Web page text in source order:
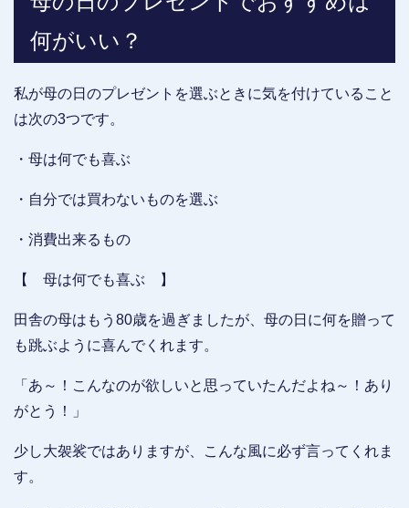
何がいい？
私が母の日のプレゼントを選ぶときに気を付けていること
は次の3つです。
・母は何でも喜ぶ
・自分では買わないものを選ぶ
・消費出来るもの
【 母は何でも喜ぶ 】
田舎の母はもう80歳を過ぎましたが、母の日に何を贈って
も跳ぶように喜んでくれます。
「あ～！こんなのが欲しいと思っていたんだよね～！あり
がとう！」
少し大袈裟ではありますが、こんな風に必ず言ってくれま
す。